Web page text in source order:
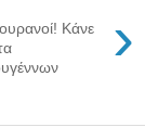
›
Κάνε